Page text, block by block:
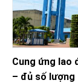
Cung ứng lao
– đủ số lượng